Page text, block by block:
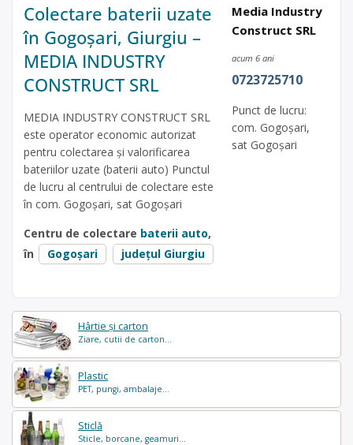
Hârtie și carton
Ziare, cutii de carton...
Plastic
PET, pungi, ambalaje...
Sticlă
Sticle, borcane, geamuri...
Colectare baterii uzate
în Gogoșari, Giurgiu –
MEDIA INDUSTRY
CONSTRUCT SRL
MEDIA INDUSTRY CONSTRUCT SRL
este operator economic autorizat
pentru colectarea și valorificarea
bateriilor uzate (baterii auto) Punctul
de lucru al centrului de colectare este
în com. Gogoşari, sat Gogoşari
Centru de colectare baterii auto,
în
Gogoșari județul Giurgiu
Media Industry
Construct SRL
acum 6 ani
0723725710
Punct de lucru:
com. Gogoşari,
sat Gogoşari